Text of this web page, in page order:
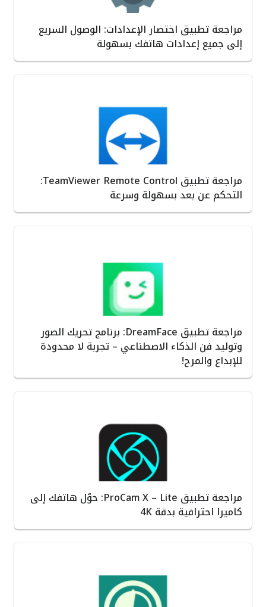
مراجعة تطبيق اختصار الإعدادات: الوصول السريع
إلى جميع إعدادات هاتفك بسهولة
مراجعة تطبيق TeamViewer Remote Control:
التحكم عن بعد بسهولة وسرعة
مراجعة تطبيق DreamFace: برنامج تحريك الصور
وتوليد فن الذكاء الاصطناعي – تجربة لا محدودة
للإبداع والمرح!
مراجعة تطبيق ProCam X – Lite: حوّل هاتفك إلى
كاميرا احترافية بدقة 4K